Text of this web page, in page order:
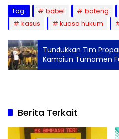
Tag: babel bateng
kasus
kuasa hukum
Tundukkan Tim
Kampiun Turnamen
Polres Bangka Barat
Berita Terkait